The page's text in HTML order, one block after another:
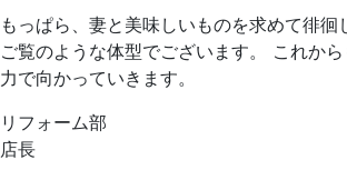
もっぱら、妻と美味しいものを求めて徘徊
ご覧のような体型でございます。 これか
力で向かっていきます。
リフォーム部
店長